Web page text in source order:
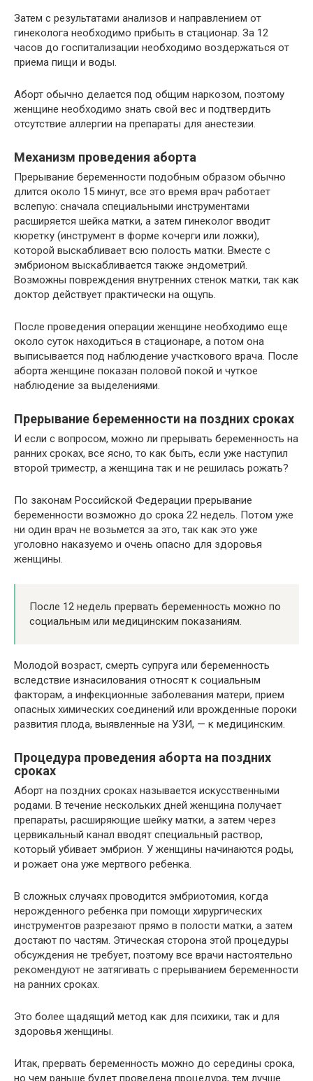
Затем с результатами анализов и направлением от
гинеколога необходимо прибыть в стационар. За 12
часов до госпитализации необходимо воздержаться от
приема пищи и воды.
Аборт обычно делается под общим наркозом, поэтому
женщине необходимо знать свой вес и подтвердить
отсутствие аллергии на препараты для анестезии.
Механизм проведения аборта
Прерывание беременности подобным образом обычно
длится около 15 минут, все это время врач работает
вслепую: сначала специальными инструментами
расширяется шейка матки, а затем гинеколог вводит
кюретку (инструмент в форме кочерги или ложки),
которой выскабливает всю полость матки. Вместе с
эмбрионом выскабливается также эндометрий.
Возможны повреждения внутренних стенок матки, так как
доктор действует практически на ощупь.
После проведения операции женщине необходимо еще
около суток находиться в стационаре, а потом она
выписывается под наблюдение участкового врача. После
аборта женщине показан половой покой и чуткое
наблюдение за выделениями.
Прерывание беременности на поздних сроках
И если с вопросом, можно ли прерывать беременность на
ранних сроках, все ясно, то как быть, если уже наступил
второй триместр, а женщина так и не решилась рожать?
По законам Российской Федерации прерывание
беременности возможно до срока 22 недель. Потом уже
ни один врач не возьмется за это, так как это уже
уголовно наказуемо и очень опасно для здоровья
женщины.
После 12 недель прервать беременность можно по
социальным или медицинским показаниям.
Молодой возраст, смерть супруга или беременность
вследствие изнасилования относят к социальным
факторам, а инфекционные заболевания матери, прием
опасных химических соединений или врожденные пороки
развития плода, выявленные на УЗИ, — к медицинским.
Процедура проведения аборта на поздних
сроках
Аборт на поздних сроках называется искусственными
родами. В течение нескольких дней женщина получает
препараты, расширяющие шейку матки, а затем через
цервикальный канал вводят специальный раствор,
который убивает эмбрион. У женщины начинаются роды,
и рожает она уже мертвого ребенка.
В сложных случаях проводится эмбриотомия, когда
нерожденного ребенка при помощи хирургических
инструментов разрезают прямо в полости матки, а затем
достают по частям. Этическая сторона этой процедуры
обсуждения не требует, поэтому все врачи настоятельно
рекомендуют не затягивать с прерыванием беременности
на ранних сроках.
Это более щадящий метод как для психики, так и для
здоровья женщины.
Итак, прервать беременность можно до середины срока,
но чем раньше будет проведена процедура, тем лучше